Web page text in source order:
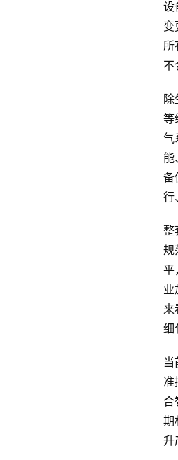
设
变
所
不
除
等
气
能
备
行
整
规
平
业
来
细
当
准
合
期
升